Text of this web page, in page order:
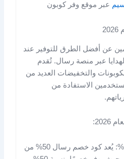
عبر موقع وفر كوبون
عن أفضل الطرق للتوفير عند
عبر منصة رسال. تُقدم
والتخفيضات العديد من
الاستفادة من
كود خصم بقيمة 50%: يُعد كود خصم رسال 50% من